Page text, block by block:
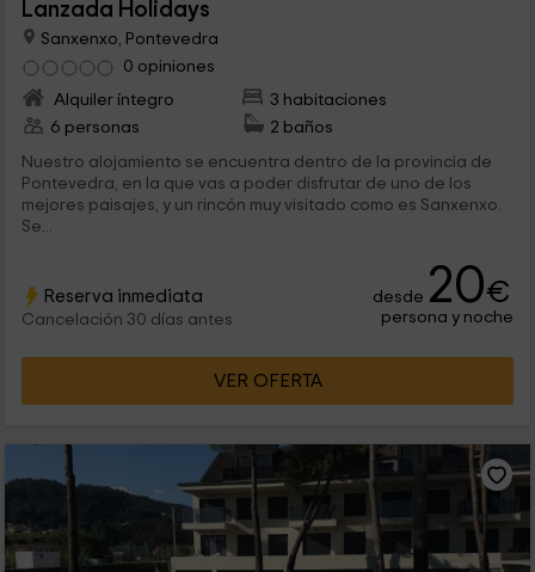
Lanzada Holidays
Sanxenxo, Pontevedra
0 opiniones
Alquiler íntegro
3 habitaciones
6 personas
2 baños
Nuestro alojamiento se encuentra dentro de la provincia de
Pontevedra, en la que vas a poder disfrutar de uno de los
mejores paisajes, y un rincón muy visitado como es Sanxenxo.
Se...
Reserva inmediata
Cancelación 30 días antes
desde 20€
persona y noche
VER OFERTA